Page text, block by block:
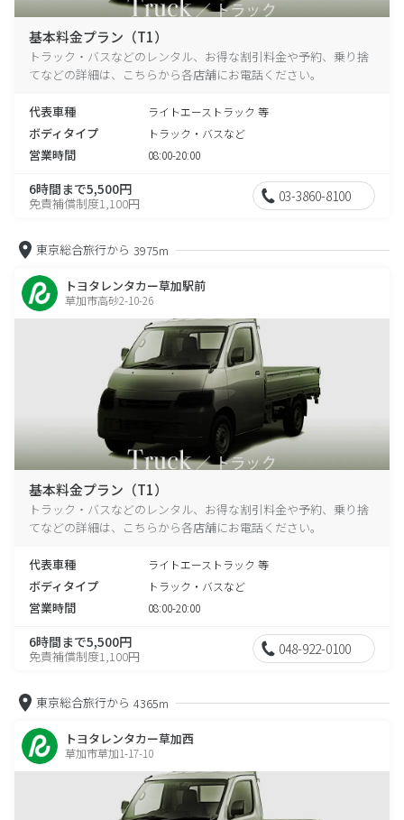
基本料金プラン（T1）
トラック・バスなどのレンタル、お得な割引料金や予約、乗り捨
てなどの詳細は、こちらから各店舗にお電話ください。
代表車種 ライトエーストラック 等
ボディタイプ トラック・バスなど
営業時間 08:00-20:00
6時間まで5,500円
免責補償制度1,100円 03-3860-8100
東京総合旅行から 3975m
トヨタレンタカー草加駅前
草加市高砂2-10-26
基本料金プラン（T1）
トラック・バスなどのレンタル、お得な割引料金や予約、乗り捨
てなどの詳細は、こちらから各店舗にお電話ください。
代表車種 ライトエーストラック 等
ボディタイプ トラック・バスなど
営業時間 08:00-20:00
6時間まで5,500円
免責補償制度1,100円 048-922-0100
東京総合旅行から 4365m
トヨタレンタカー草加西
草加市草加1-17-10